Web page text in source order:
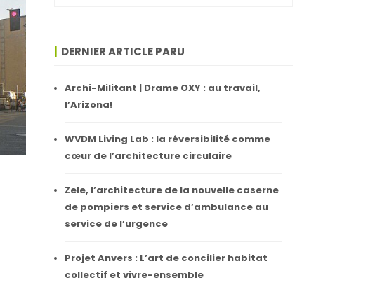
DERNIER ARTICLE PARU
Archi-Militant | Drame OXY : au travail,
l’Arizona!
WVDM Living Lab : la réversibilité comme
cœur de l’architecture circulaire
Zele, l’architecture de la nouvelle caserne
de pompiers et service d’ambulance au
service de l’urgence
Projet Anvers : L’art de concilier habitat
collectif et vivre-ensemble